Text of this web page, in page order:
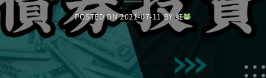
POSTED ON2021-07-11 BY蛙